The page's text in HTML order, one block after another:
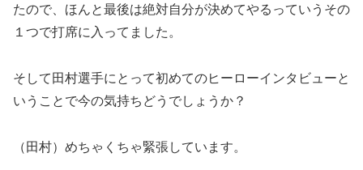
たので、ほんと最後は絶対自分が決めてやるっていうその
１つで打席に入ってました。
そして田村選手にとって初めてのヒーローインタビューと
いうことで今の気持ちどうでしょうか？
（田村）めちゃくちゃ緊張しています。